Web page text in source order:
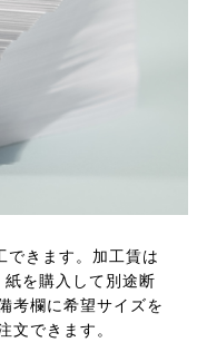
できます。加工賃は
を購入して別途断
考欄に希望サイズを
文できます。